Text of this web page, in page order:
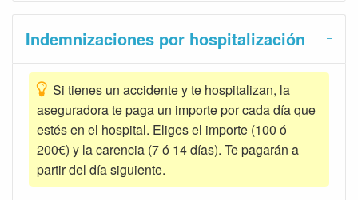
Indemnizaciones por hospitalización
Si tienes un accidente y te hospitalizan, la
aseguradora te paga un importe por cada día que
estés en el hospital. Eliges el importe (100 ó
200€) y la carencia (7 ó 14 días). Te pagarán a
partir del día siguiente.